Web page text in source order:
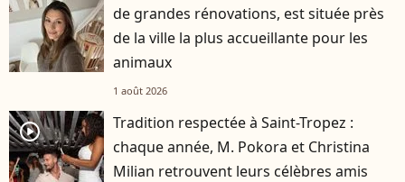
de grandes rénovations, est située près
de la ville la plus accueillante pour les
animaux
1 août 2026
player2
Tradition respectée à Saint-Tropez :
chaque année, M. Pokora et Christina
Milian retrouvent leurs célèbres amis